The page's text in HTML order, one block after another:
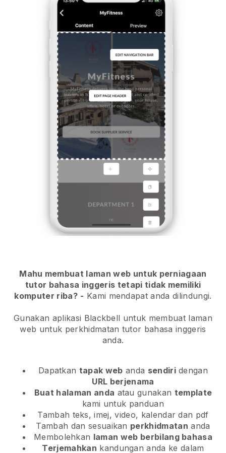
Mahu membuat laman web untuk perniagaan
tutor bahasa inggeris tetapi tidak memiliki
komputer riba? - Kami mendapat anda dilindungi.
Gunakan aplikasi Blackbell untuk membuat laman
web untuk perkhidmatan tutor bahasa inggeris
anda.
Dapatkan tapak web anda sendiridengan
URL berjenama
Buat halaman anda atau gunakan template
kami untuk panduan
Tambah teks, imej, video, kalendar dan pdf
Tambah dan sesuaikan perkhidmatan anda
Membolehkan laman web berbilang bahasa
Terjemahkan kandungan anda ke dalam